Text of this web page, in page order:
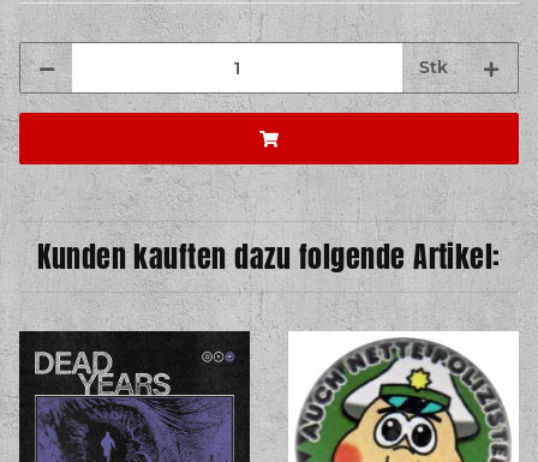
Stk
Kunden kauften dazu folgende Artikel: